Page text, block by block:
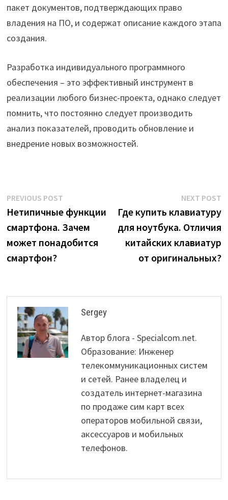
пакет документов, подтверждающих право
владения на ПО, и содержат описание каждого этапа
создания.
Разработка индивидуального программного
обеспечения – это эффективный инструмент в
реализации любого бизнес-проекта, однако следует
помнить, что постоянно следует производить
анализ показателей, проводить обновление и
внедрение новых возможностей.
Post
navigation
PREVIOUS POSTPrevious
post:
Нетипичные функции
смартфона. Зачем
может понадобится
смартфон?
NEXT POST
Где купить клавиатуру
для ноутбука. Отличия
китайских клавиатур
от оригинальных?
Sergey
Автор блога - Specialcom.net.
Образование: Инженер
телекоммуникационных систем
и сетей. Ранее владелец и
создатель интернет-магазина
по продаже сим карт всех
операторов мобильной связи,
аксессуаров и мобильных
телефонов.